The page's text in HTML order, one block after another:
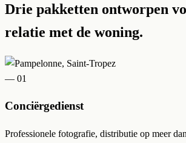
Drie pakketten ontworpen
relatie met de woning.
— 01
Conciërgedienst
Professionele fotografie, distributie op meer